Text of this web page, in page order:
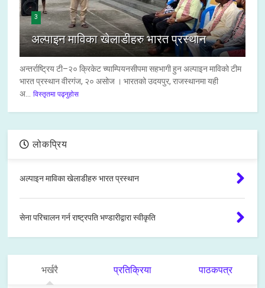
3
अल्पाइन माविका खेलाडीहरु भारत प्रस्थान
अन्तर्राष्ट्रिय टी–२० क्रिकेट च्याम्पियनसीपमा सहभागी हुन अल्पाइन माविको टीम
भारत प्रस्थान वीरगंज, २० असोज । भारतको उदयपुर, राजस्थानमा यही
अ...
विस्तृतमा पढ्नुहोस
लोकप्रिय
अल्पाइन माविका खेलाडीहरु भारत प्रस्थान
सेना परिचालन गर्न राष्ट्रपति भण्डारीद्वारा स्वीकृति
भर्खरै प्रतिक्रिया पाठकपत्र